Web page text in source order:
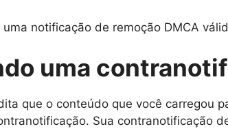
uma notificação de remoção DMCA
uma
que o conteúdo que você carregou
Sua contranotificação